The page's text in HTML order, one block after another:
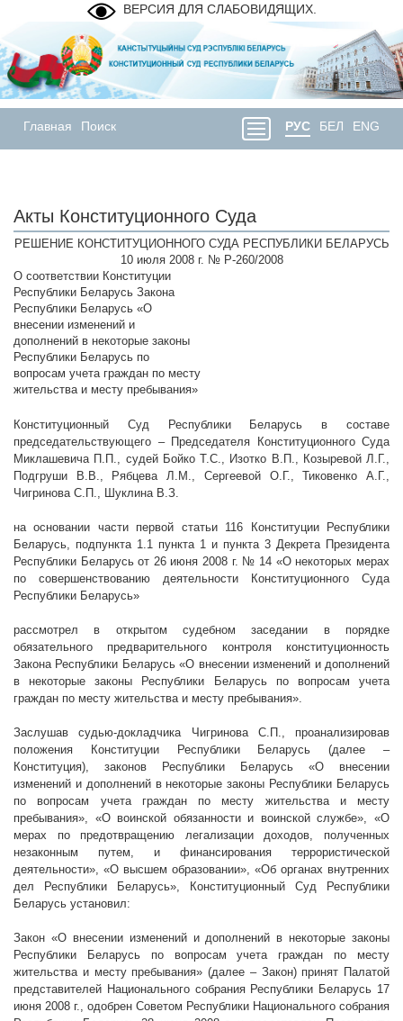
ВЕРСИЯ ДЛЯ СЛАБОВИДЯЩИХ.
Главная Поиск РУС БЕЛ ENG
Акты Конституционного Суда
РЕШЕНИЕ КОНСТИТУЦИОННОГО СУДА РЕСПУБЛИКИ БЕЛАРУСЬ
10 июля 2008 г. № Р-260/2008
О соответствии Конституции
Республики Беларусь Закона
Республики Беларусь «О
внесении изменений и
дополнений в некоторые законы
Республики Беларусь по
вопросам учета граждан по месту
жительства и месту пребывания»
Конституционный Суд Республики Беларусь в составе
председательствующего – Председателя Конституционного Суда
Миклашевича П.П., судей Бойко Т.С., Изотко В.П., Козыревой Л.Г.,
Подгруши В.В., Рябцева Л.М., Сергеевой О.Г., Тиковенко А.Г.,
Чигринова С.П., Шуклина В.З.
на основании части первой статьи 116 Конституции Республики
Беларусь, подпункта 1.1 пункта 1 и пункта 3 Декрета Президента
Республики Беларусь от 26 июня 2008 г. № 14 «О некоторых мерах
по совершенствованию деятельности Конституционного Суда
Республики Беларусь»
рассмотрел в открытом судебном заседании в порядке
обязательного предварительного контроля конституционность
Закона Республики Беларусь «О внесении изменений и дополнений
в некоторые законы Республики Беларусь по вопросам учета
граждан по месту жительства и месту пребывания».
Заслушав судью-докладчика Чигринова С.П., проанализировав
положения Конституции Республики Беларусь (далее –
Конституция), законов Республики Беларусь «О внесении
изменений и дополнений в некоторые законы Республики Беларусь
по вопросам учета граждан по месту жительства и месту
пребывания», «О воинской обязанности и воинской службе», «О
мерах по предотвращению легализации доходов, полученных
незаконным путем, и финансирования террористической
деятельности», «О высшем образовании», «Об органах внутренних
дел Республики Беларусь», Конституционный Суд Республики
Беларусь установил:
Закон «О внесении изменений и дополнений в некоторые законы
Республики Беларусь по вопросам учета граждан по месту
жительства и месту пребывания» (далее – Закон) принят Палатой
представителей Национального собрания Республики Беларусь 17
июня 2008 г., одобрен Советом Республики Национального собрания